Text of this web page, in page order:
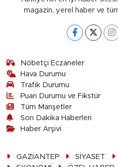
magazin, yerel haber ve
Nöbetçi Eczaneler
Hava Durumu
Trafik Durumu
Puan Durumu ve Fikstür
Tüm Manşetler
Son Dakika Haberleri
Haber Arşivi
GAZİANTEP SİYASET